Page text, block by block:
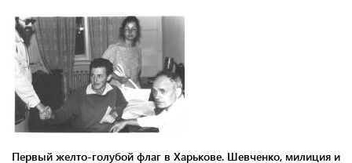
Первый желто-голубой флаг в Харькове. Шевченко, милиция и